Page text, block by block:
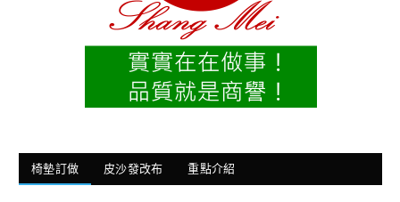
椅墊訂做 皮沙發改布 重點介紹